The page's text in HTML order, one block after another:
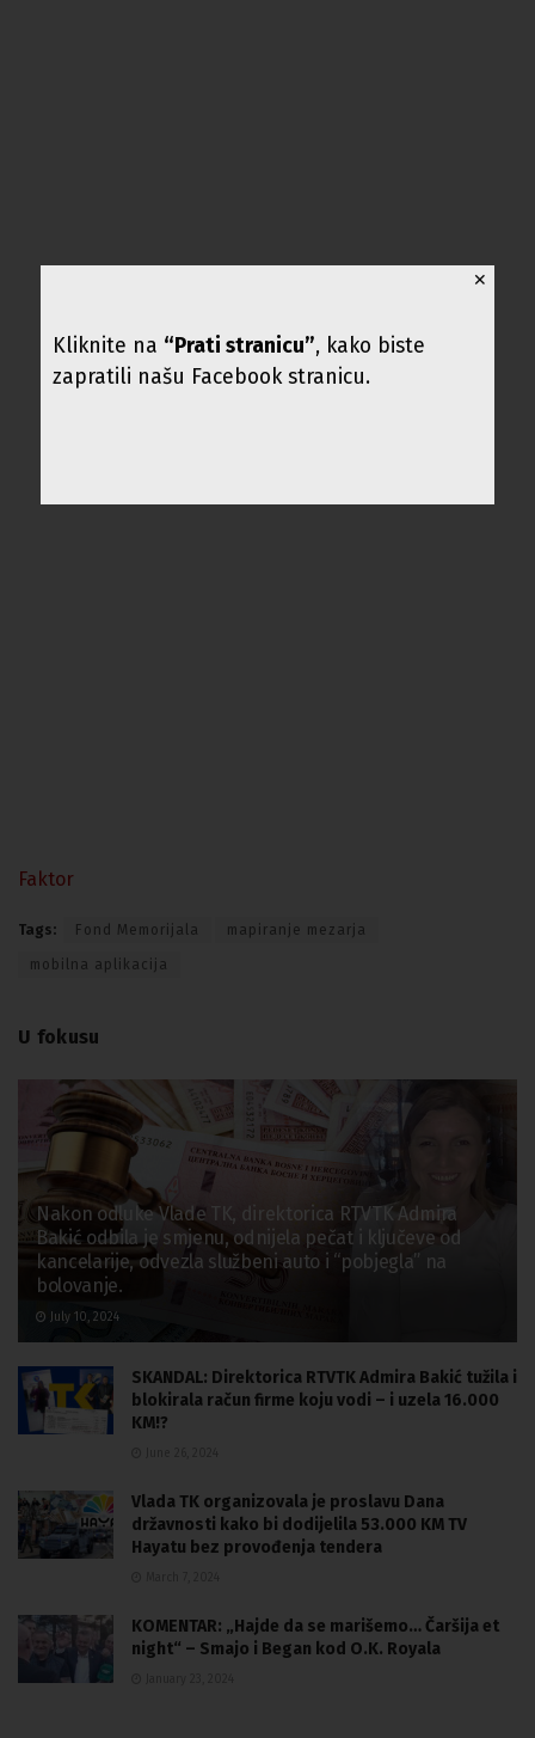
Faktor
Tags: Fond Memorijala mapiranje mezarja
mobilna aplikacija
U fokusu
Nakon odluke Vlade TK, direktorica RTVTK Admira
Bakić odbila je smjenu, odnijela pečat i ključeve od
kancelarije, odvezla službeni auto i “pobjegla” na
bolovanje.
July 10, 2024
SKANDAL: Direktorica RTVTK Admira Bakić tužila i
blokirala račun firme koju vodi – i uzela 16.000
KM!?
Vlada TK organizovala je proslavu Dana
državnosti kako bi dodijelila 53.000 KM TV
Hayatu bez provođenja tendera
KOMENTAR: „Hajde da se marišemo… Čaršija et
night“ – Smajo i Began kod O.K. Royala
✕
Kliknite na “Prati stranicu”, kako biste
zapratili našu Facebook stranicu.